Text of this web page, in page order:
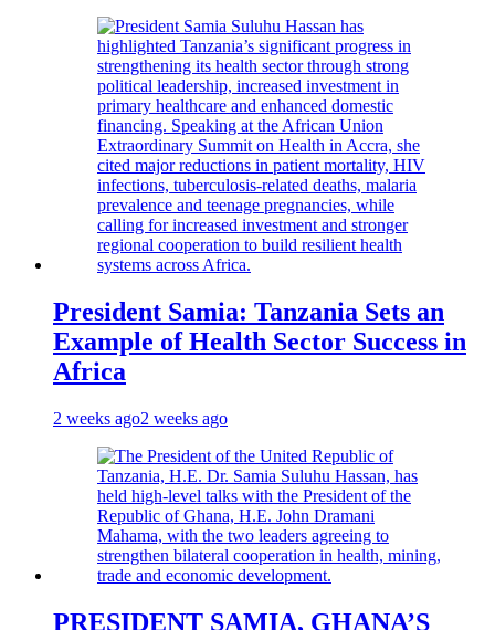
President Samia: Tanzania Sets an
Example of Health Sector Success in
Africa
2 weeks ago2 weeks ago
PRESIDENT SAMIA, GHANA’S